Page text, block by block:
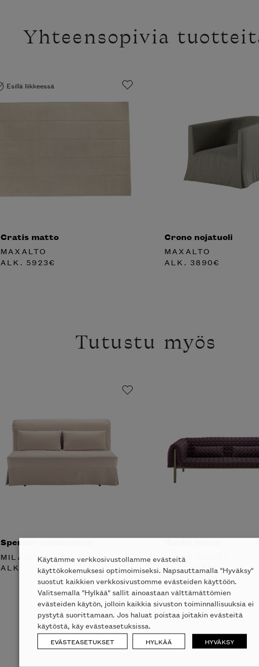
Yhteensopivia
Esillä liikkeessä
Cratis matto
MAXALTO
ALK. 5923€
Crono nojatuoli
MAXALTO
ALK. 3890€
Tutustu myös
Spencer vuodesohva
MILANO BEDDING
ALK.
2596€
Ruché sohva
LIGNE ROSET
ALK.5683€
Käytämme verkkosivustollamme evästeitä
käyttökokemuksesi optimoimiseksi. Napsauttamalla "Hyväksy"
suostut kaikkien verkkosivustomme evästeiden käyttöön.
Valitsemalla "Hylkää" sallit ainoastaan välttämättömien
evästeiden käytön, jolloin kaikkia sivuston toiminnallisuuksia ei
pystytä suorittamaan. Jos haluat poistaa joitakin evästeitä
käytöstä, käy evästeasetuksissa.
EVÄSTEASETUKSET HYLKÄÄ HYVÄKSY